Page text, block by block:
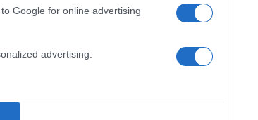
Google for online advertising
advertising.